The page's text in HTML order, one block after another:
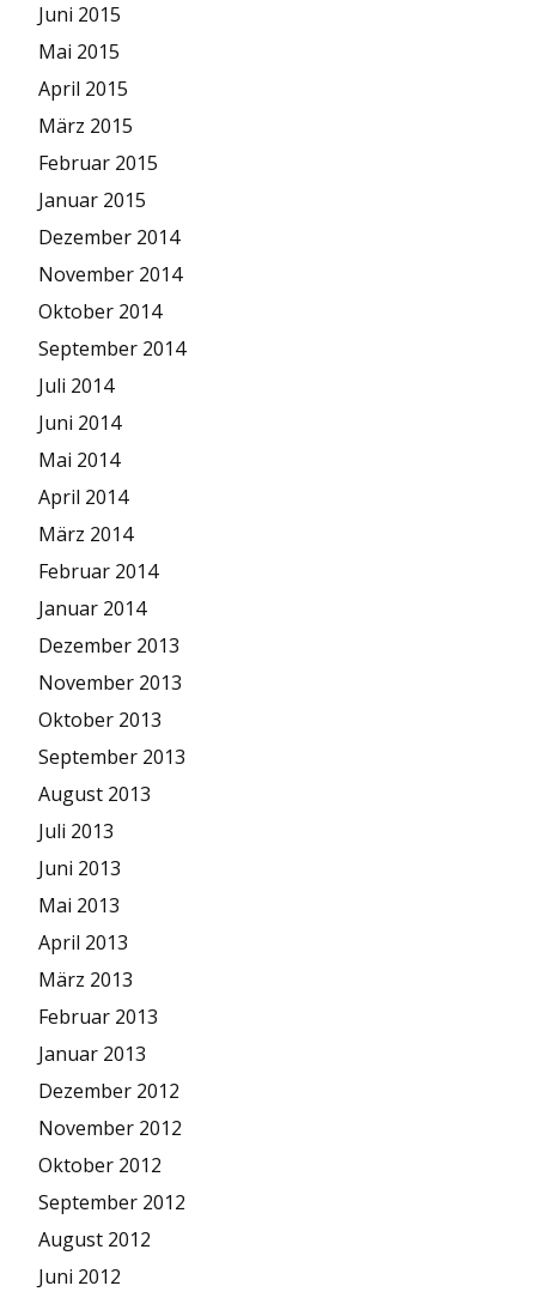
Juni 2015
Mai 2015
April 2015
März 2015
Februar 2015
Januar 2015
Dezember 2014
November 2014
Oktober 2014
September 2014
Juli 2014
Juni 2014
Mai 2014
April 2014
März 2014
Februar 2014
Januar 2014
Dezember 2013
November 2013
Oktober 2013
September 2013
August 2013
Juli 2013
Juni 2013
Mai 2013
April 2013
März 2013
Februar 2013
Januar 2013
Dezember 2012
November 2012
Oktober 2012
September 2012
August 2012
Juni 2012